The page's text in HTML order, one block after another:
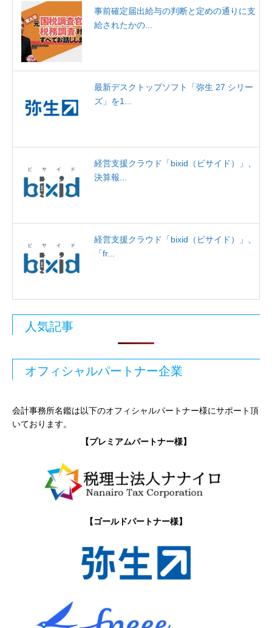
事前確定届出給与の判断と定めの通りに支
給されたかの...
最新デスクトップソフト「弥生 27 シリー
ズ」を1...
経営支援クラウド「bixid（ビサイド）」、
決算報...
経営支援クラウド「bixid（ビサイド）」、
「fr...
人気記事
オフィシャルパートナー企業
会計事務所名鑑は以下のオフィシャルパートナー様にサポート頂
いております。
【プレミアムパートナー様】
【ゴールドパートナー様】